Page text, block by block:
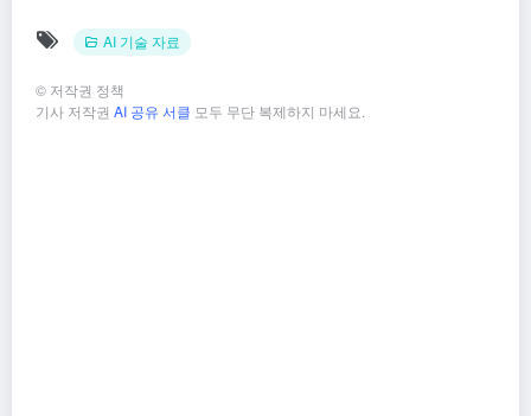
AI 기술 자료
© 저작권 정책
기사 저작권 AI 공유 서클 모두 무단 복제하지 마세요.